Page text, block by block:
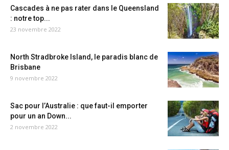
Cascades à ne pas rater dans le Queensland
: notre top...
23 novembre 2022
North Stradbroke Island, le paradis blanc de
Brisbane
9 novembre 2022
Sac pour l’Australie : que faut-il emporter
pour un an Down...
2 novembre 2022